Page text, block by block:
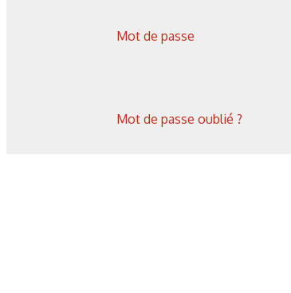
Mot de passe
Mot de passe oublié ?